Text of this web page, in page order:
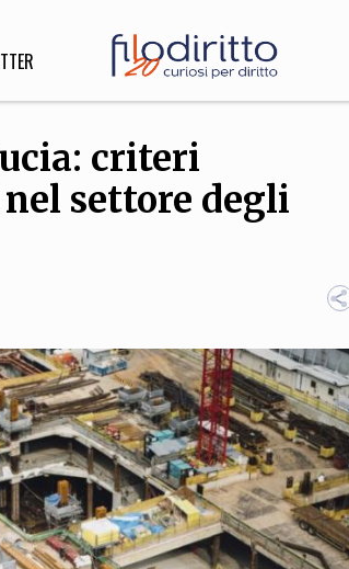
DIRITTO
INNOVAZIONE
Scienze informatiche,
Architettura, Ingegneria
TEAM
COMITATO SCIENTIFICO AUTORI CURATORI FOTOGRAFI
criteri
settore degli